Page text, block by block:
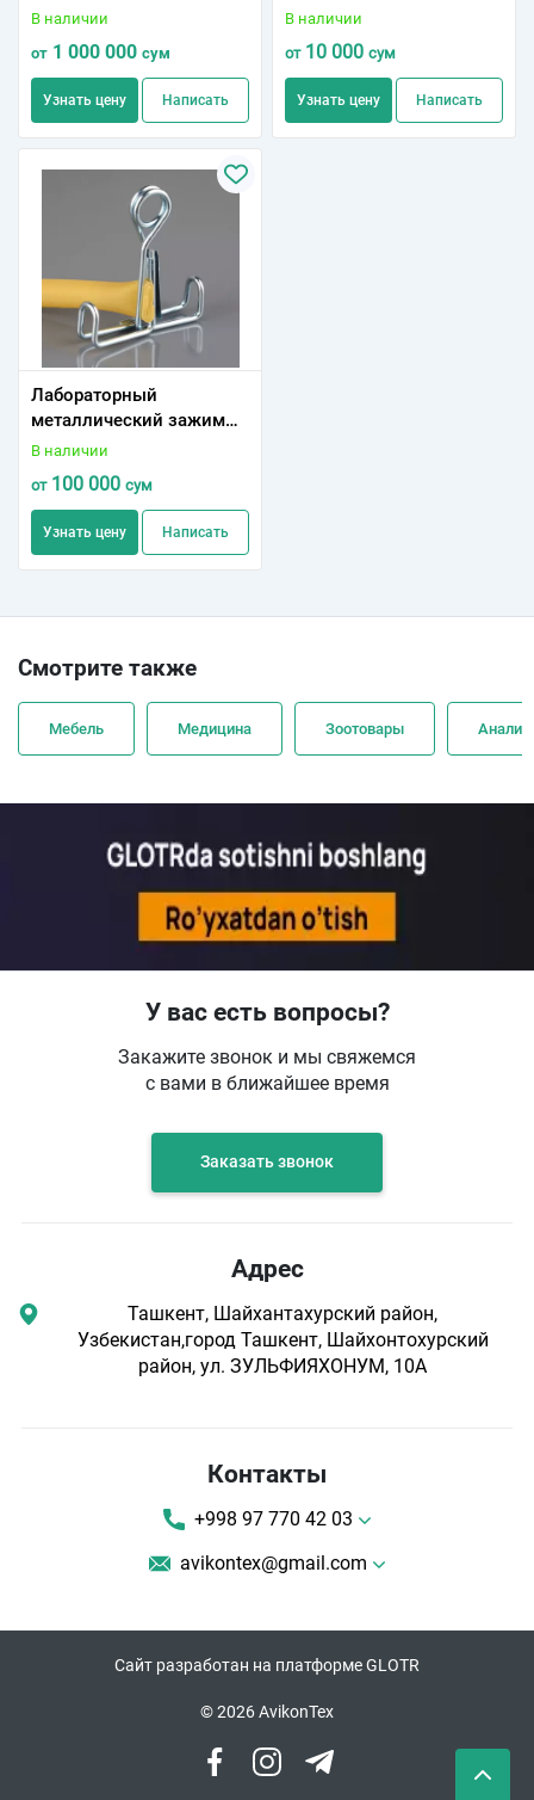
SZM(Тринокулярный) (с
В наличии
от 1 000 000 сум
Узнать цену Написать
В наличии
от10 000 сум
Узнать цену Написать
Лабораторный
металлический зажим
(Hoffman, лапчатый,
трёхлапчатый)
В наличии
от100 000 сум
Узнать цену Написать
Смотрите также
Мебель Медицина Зоотовары
У вас есть вопросы?
Закажите звонок и мы свяжемся
с вами в ближайшее время
Заказать звонок
Адрес
Ташкент, Шайхантахурский район,
Узбекистан,город Ташкент, Шайхонтохурский
район, ул. ЗУЛЬФИЯХОНУМ, 10А
Контакты
+998 97 770 42 03
avikontex@gmail.com
Сайт разработан на платформе GLOTR
© 2026 AvikonTex